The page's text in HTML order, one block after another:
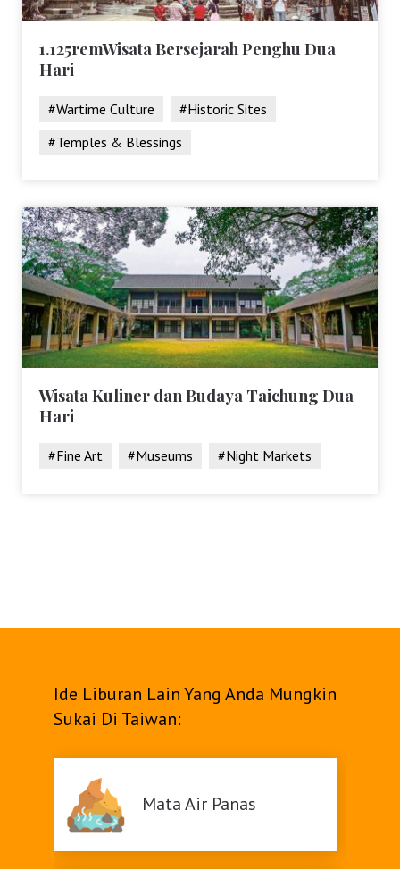
1.125remWisata Bersejarah Penghu Dua
Hari
#Wartime Culture
#Historic Sites
#Temples & Blessings
Wisata Kuliner dan Budaya Taichung Dua
Hari
#Fine Art #Museums #Night Markets
Ide Liburan Lain Yang Anda Mungkin
Sukai Di Taiwan:
Mata Air Panas